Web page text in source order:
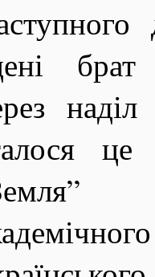
брат